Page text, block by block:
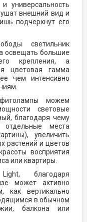
универсальность
внешний вид и
подчеркнут его
светильник
освещать большие
крепления, а
цветовая гамма
чем интенсивно
можем
световые
благодаря чему
отдельные места
увеличить
растений и цветов
восприятия
или квартиры.
благодаря
может активно
как вертикально
в обычном
балкона или